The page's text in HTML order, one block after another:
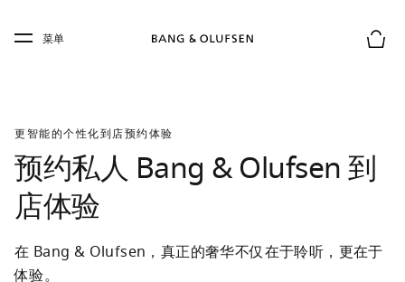
Skip to main footer
菜单
更智能的个性化到店预约体验
预约私人 Bang & Olufsen 到
店体验
在 Bang & Olufsen，真正的奢华不仅在于聆听，更在于
体验。